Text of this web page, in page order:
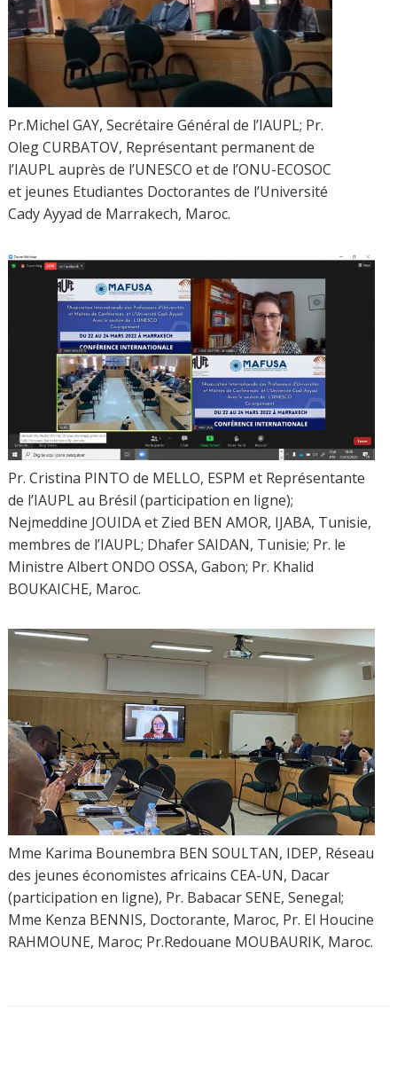
Pr.Michel GAY, Secrétaire Général de l’IAUPL; Pr.
Oleg CURBATOV, Représentant permanent de
l’IAUPL auprès de l’UNESCO et de l’ONU-ECOSOC
et jeunes Etudiantes Doctorantes de l’Université
Cady Ayyad de Marrakech, Maroc.
Pr. Cristina PINTO de MELLO, ESPM et Représentante
de l’IAUPL au Brésil (participation en ligne);
Nejmeddine JOUIDA et Zied BEN AMOR, IJABA, Tunisie,
membres de l’IAUPL; Dhafer SAIDAN, Tunisie; Pr. le
Ministre Albert ONDO OSSA, Gabon; Pr. Khalid
BOUKAICHE, Maroc.
Mme Karima Bounembra BEN SOULTAN, IDEP, Réseau
des jeunes économistes africains CEA-UN, Dacar
(participation en ligne), Pr. Babacar SENE, Senegal;
Mme Kenza BENNIS, Doctorante, Maroc, Pr. El Houcine
RAHMOUNE, Maroc; Pr.Redouane MOUBAURIK, Maroc.